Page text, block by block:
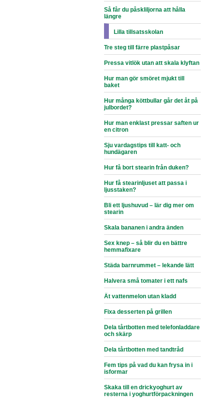
Så får du påskliljorna att hålla
längre
Lilla tillsatsskolan
Tre steg till färre plastpåsar
Pressa vitlök utan att skala klyftan
Hur man gör smöret mjukt till
baket
Hur många köttbullar går det åt på
julbordet?
Hur man enklast pressar saften ur
en citron
Sju vardagstips till katt- och
hundägaren
Hur få bort stearin från duken?
Hur få stearinljuset att passa i
ljusstaken?
Bli ett ljushuvud – lär dig mer om
stearin
Skala bananen i andra änden
Sex knep – så blir du en bättre
hemmafixare
Städa barnrummet – lekande lätt
Halvera små tomater i ett nafs
Ät vattenmelon utan kladd
Fixa desserten på grillen
Dela tårtbotten med telefonladdare
och skärp
Dela tårtbotten med tandtråd
Fem tips på vad du kan frysa in i
isformar
Skaka till en drickyoghurt av
resterna i yoghurtförpackningen